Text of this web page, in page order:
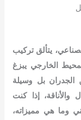
يتألق تركيب
الخارجي يبزغ
الجدران بل وسيلة
والأناقة، إذا كنت
وما هي مميزاته،